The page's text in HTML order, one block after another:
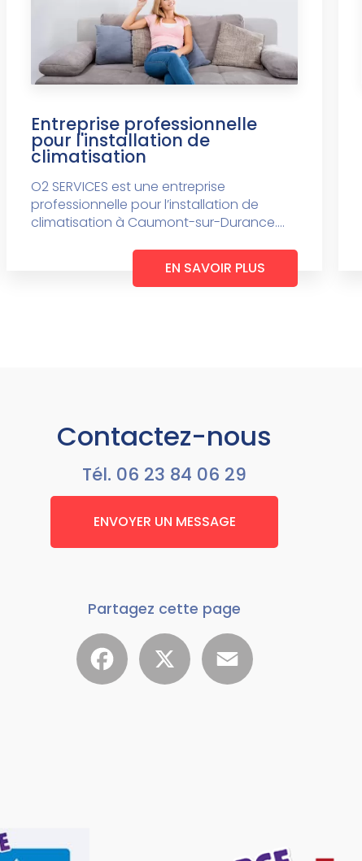
Entreprise professionnelle
pour l'installation de
climatisation
O2 SERVICES est une entreprise
professionnelle pour l’installation de
climatisation à Caumont-sur-Durance....
EN SAVOIR PLUS
Contactez-nous
Tél. 06 23 84 06 29
ENVOYER UN MESSAGE
Partagez cette page
Facebook